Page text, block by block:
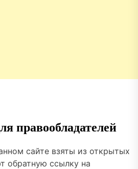
правообладателей
сайте взяты из открытых
обратную ссылку на